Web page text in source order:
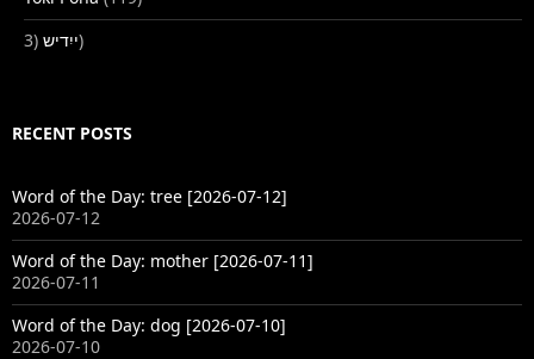
ייִדיש(3)
RECENT POSTS
Word of the Day: tree [2026-07-12]
2026-07-12
Word of the Day: mother [2026-07-11]
2026-07-11
Word of the Day: dog [2026-07-10]
2026-07-10